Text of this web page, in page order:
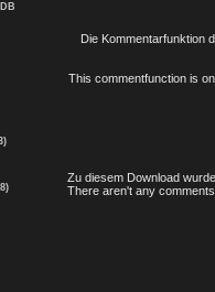
Die Kommentarfunktion
This commentfunction is
Zu diesem Download
There aren't any